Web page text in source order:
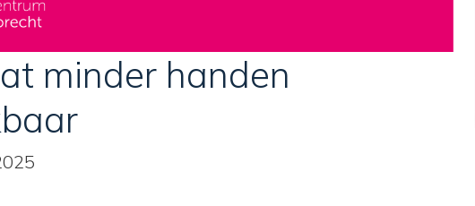
minder handen